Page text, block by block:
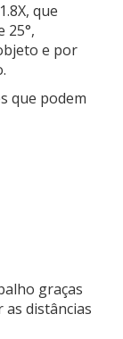
que
25°,
e por
que podem
graças
as distâncias